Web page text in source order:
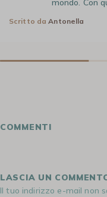
mondo. Con
Scritto daAntonella
COMMENTI
LASCIA UN
Il tuo indirizzo e-mail non